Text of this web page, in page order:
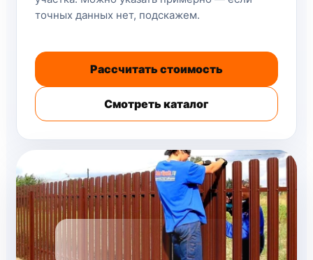
точных данных нет, подскажем.
Рассчитать стоимость
Смотреть каталог